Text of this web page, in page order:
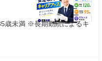
歳未満 ※長期勤続によるキ